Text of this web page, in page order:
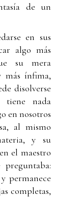
de un
en sus
algo más
su mera
más ínfima,
disolverse
tiene nada
en nosotros
al mismo
y su
el maestro
permanece
completas,